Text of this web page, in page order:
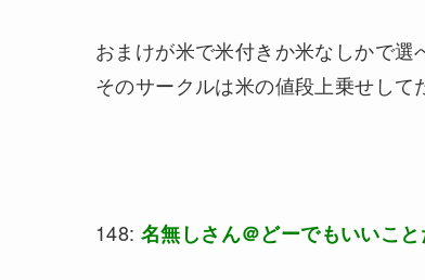
おまけが米で米付きか米なしかで選
そのサークルは米の値段上乗せして
148: 名無しさん＠どーでもいいこと